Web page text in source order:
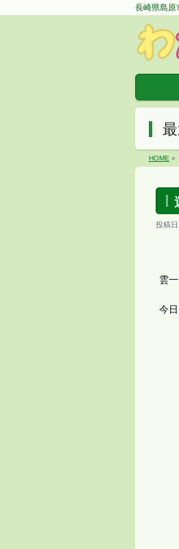
長崎県島原
HOME »
投稿
雲
今